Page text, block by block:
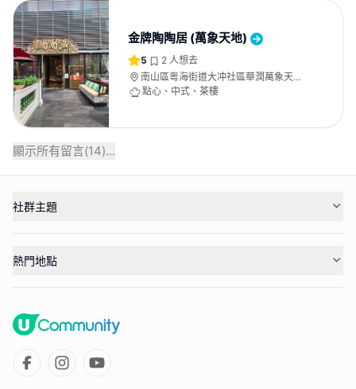
金牌陶陶居 (萬象天地)
5 2 人想去
南山區粵海街道大冲社區華潤萬象天地
L1層SL186
點心、中式、茶樓
顯示所有留言(14)...
社群主題
熱門地點